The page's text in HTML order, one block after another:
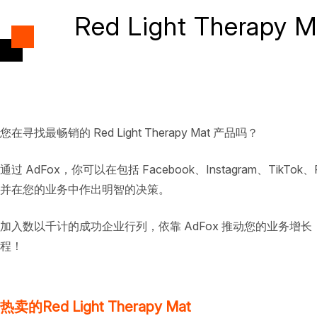
Red Light Therapy
您在寻找最畅销的 Red Light Therapy Mat 产品吗？
通过 AdFox，你可以在包括 Facebook、Instagram、TikTok
并在您的业务中作出明智的决策。
加入数以千计的成功企业行列，依靠 AdFox 推动您的业务增
程！
热卖的Red Light Therapy Mat